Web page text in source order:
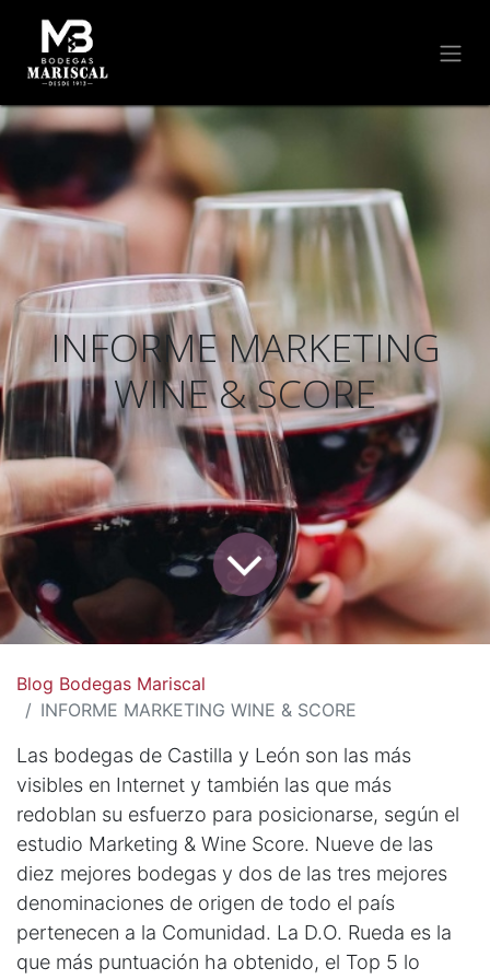
INFORME MARKETING
WINE & SCORE
Blog Bodegas Mariscal
INFORME MARKETING WINE & SCORE
Las bodegas de Castilla y León son las más
visibles en Internet y también las que más
redoblan su esfuerzo para posicionarse, según el
estudio Marketing & Wine Score. Nueve de las
diez mejores bodegas y dos de las tres mejores
denominaciones de origen de todo el país
pertenecen a la Comunidad. La D.O. Rueda es la
que más puntuación ha obtenido, el Top 5 lo